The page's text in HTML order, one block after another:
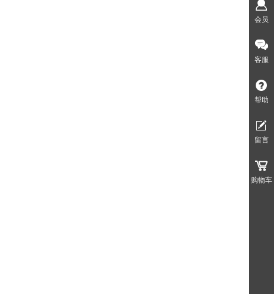
会员
客服
帮助
留言
购物车